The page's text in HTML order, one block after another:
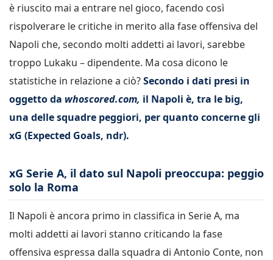
è riuscito mai a entrare nel gioco, facendo così
rispolverare le critiche in merito alla fase offensiva del
Napoli che, secondo molti addetti ai lavori, sarebbe
troppo Lukaku – dipendente. Ma cosa dicono le
statistiche in relazione a ciò?Secondo i dati presi in
oggetto da whoscored.com, il Napoli è, tra le big,
una delle squadre peggiori, per quanto concerne gli
xG (Expected Goals, ndr).
xG Serie A, il dato sul Napoli preoccupa: peggio
solo la Roma
Il Napoli è ancora primo in classifica in Serie A, ma
molti addetti ai lavori stanno criticando la fase
offensiva espressa dalla squadra di Antonio Conte, non